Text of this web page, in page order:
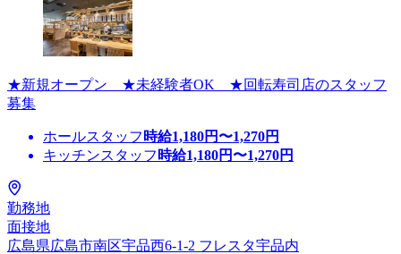
★新規オープン ★未経験者OK ★回転寿司店のスタッフ
募集
ホールスタッフ 時給1,180円〜1,270円
キッチンスタッフ 時給1,180円〜1,270円
勤務地
面接地
広島県広島市南区宇品西6-1-2 フレスタ宇品内